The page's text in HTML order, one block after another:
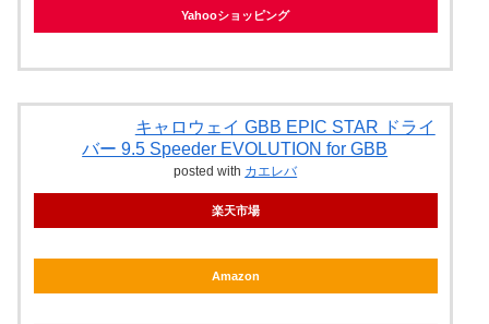
Yahooショッピング
キャロウェイ GBB EPIC STAR ドライ
バー 9.5 Speeder EVOLUTION for GBB
posted with カエレバ
楽天市場
Amazon